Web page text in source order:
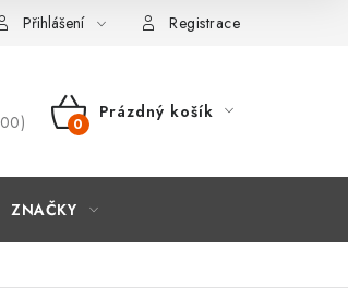
Přihlášení Registrace
NÁKUPNÍ
Prázdný košík
ZNAČKY